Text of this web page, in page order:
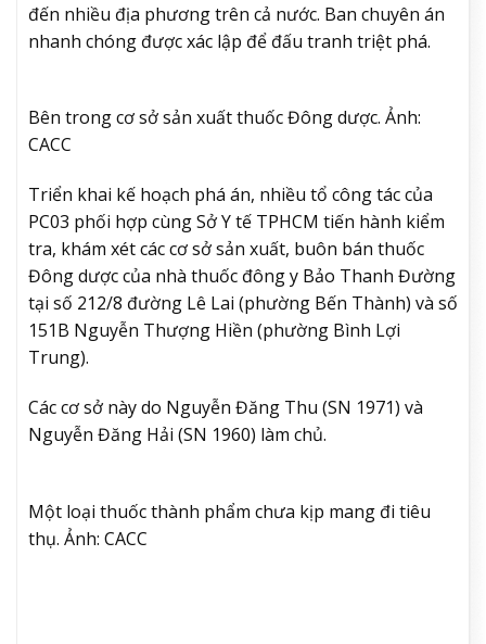
đến nhiều địa phương trên cả nước. Ban chuyên án
nhanh chóng được xác lập để đấu tranh triệt phá.
Bên trong cơ sở sản xuất thuốc Đông dược. Ảnh:
CACC
Triển khai kế hoạch phá án, nhiều tổ công tác của
PC03 phối hợp cùng Sở Y tế TPHCM tiến hành kiểm
tra, khám xét các cơ sở sản xuất, buôn bán thuốc
Đông dược của nhà thuốc đông y Bảo Thanh Đường
tại số 212/8 đường Lê Lai (phường Bến Thành) và số
151B Nguyễn Thượng Hiền (phường Bình Lợi
Trung).
Các cơ sở này do Nguyễn Đăng Thu (SN 1971) và
Nguyễn Đăng Hải (SN 1960) làm chủ.
Một loại thuốc thành phẩm chưa kịp mang đi tiêu
thụ. Ảnh: CACC